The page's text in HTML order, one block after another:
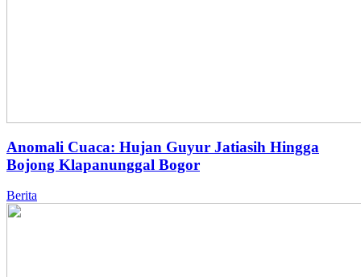
Anomali Cuaca: Hujan Guyur Jatiasih Hingga
Bojong Klapanunggal Bogor
Berita